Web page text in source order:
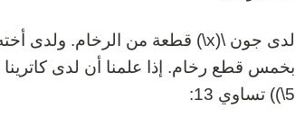
5\)) تساوي 13: